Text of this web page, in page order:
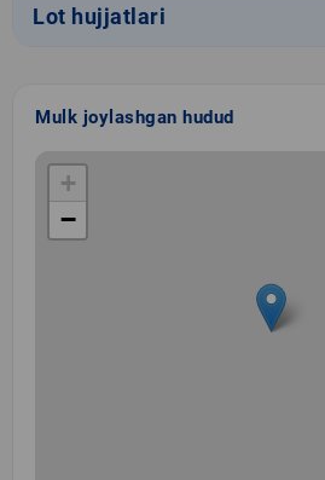
Lot hujjatlari
Mulk joylashgan hudud
+
−